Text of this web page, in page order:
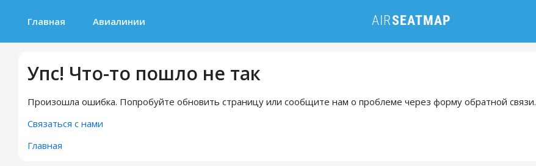
Главная Авиалинии
Упс! Что-то пошло не так
Произошла ошибка. Попробуйте обновить страницу или сообщите нам о проблеме через форму обратной связи.
Связаться с нами
Главная